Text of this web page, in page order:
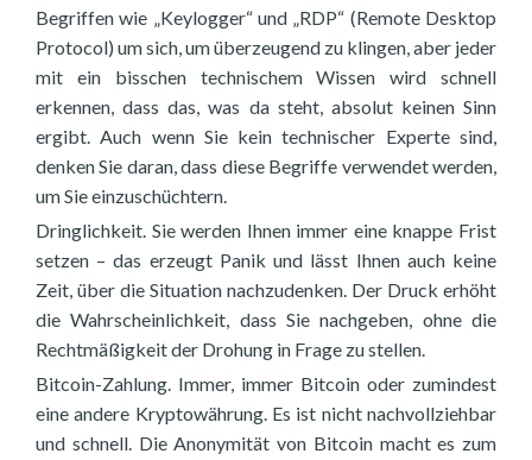
Begriffen wie „Keylogger“ und „RDP“ (Remote Desktop
Protocol) um sich, um überzeugend zu klingen, aber jeder
mit ein bisschen technischem Wissen wird schnell
erkennen, dass das, was da steht, absolut keinen Sinn
ergibt. Auch wenn Sie kein technischer Experte sind,
denken Sie daran, dass diese Begriffe verwendet werden,
um Sie einzuschüchtern.
Dringlichkeit. Sie werden Ihnen immer eine knappe Frist
setzen – das erzeugt Panik und lässt Ihnen auch keine
Zeit, über die Situation nachzudenken. Der Druck erhöht
die Wahrscheinlichkeit, dass Sie nachgeben, ohne die
Rechtmäßigkeit der Drohung in Frage zu stellen.
Bitcoin-Zahlung. Immer, immer Bitcoin oder zumindest
eine andere Kryptowährung. Es ist nicht nachvollziehbar
und schnell. Die Anonymität von Bitcoin macht es zum